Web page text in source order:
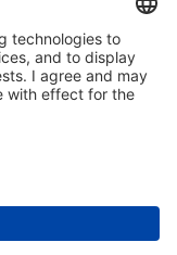
Testing
/Privacy policy/